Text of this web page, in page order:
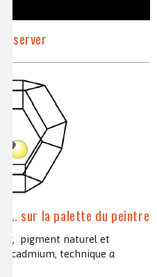
sur la palette du peintre
pigment naturel et
cadmium, technique a